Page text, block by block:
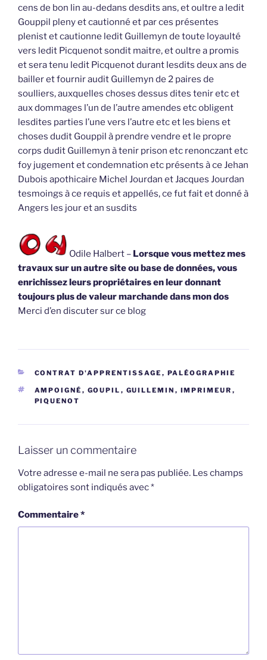
cens de bon lin au-dedans desdits ans, et oultre a ledit
Gouppil pleny et cautionné et par ces présentes
plenist et cautionne ledit Guillemyn de toute loyaulté
vers ledit Picquenot sondit maitre, et oultre a promis
et sera tenu ledit Picquenot durant lesdits deux ans de
bailler et fournir audit Guillemyn de 2 paires de
soulliers, auxquelles choses dessus dites tenir etc et
aux dommages l’un de l’autre amendes etc obligent
lesdites parties l’une vers l’autre etc et les biens et
choses dudit Gouppil à prendre vendre et le propre
corps dudit Guillemyn à tenir prison etc renonczant etc
foy jugement et condemnation etc présents à ce Jehan
Dubois apothicaire Michel Jourdan et Jacques Jourdan
tesmoings à ce requis et appellés, ce fut fait et donné à
Angers les jour et an susdits
Odile Halbert – Lorsque vous mettez mes
travaux sur un autre site ou base de données, vous
enrichissez leurs propriétaires en leur donnant
toujours plus de valeur marchande dans mon dos
Merci d’en discuter sur ce blog
CATÉGORIES
CONTRAT D'APPRENTISSAGE , PALÉOGRAPHIE
ÉTIQUETTES
AMPOIGNÉ , GOUPIL , GUILLEMIN , IMPRIMEUR ,
PIQUENOT
Laisser un commentaire
Votre adresse e-mail ne sera pas publiée. Les champs
obligatoires sont indiqués avec*
Commentaire*